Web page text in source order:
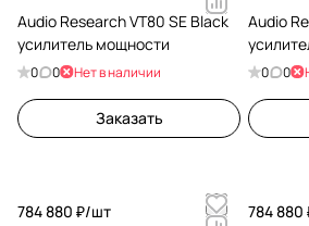
Audio Research VT80 SE Black
усилитель мощности
0 0 Нет в наличии
Заказать
Audio
0 0
784 880 ₽/шт
784 880